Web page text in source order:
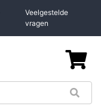
Veelgestelde
vragen